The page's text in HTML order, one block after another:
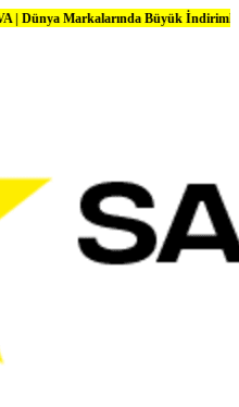
Büyük İndirimler